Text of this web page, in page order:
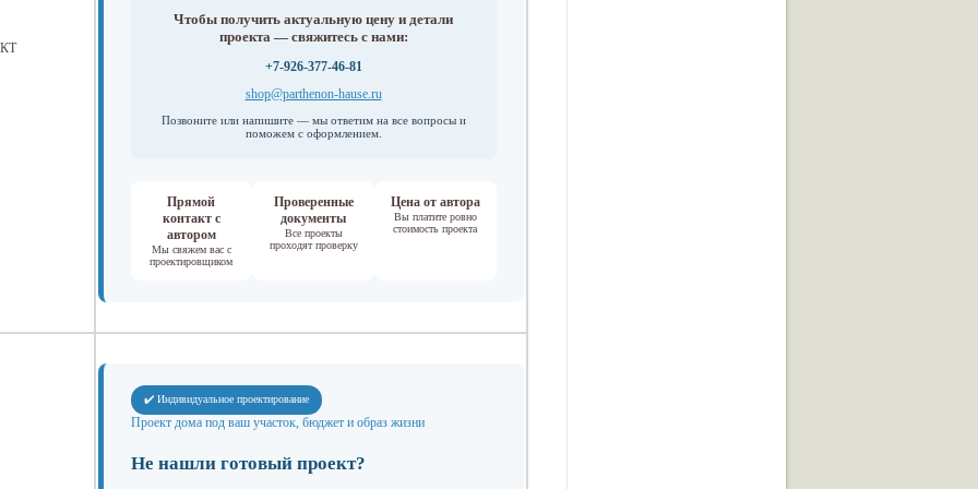
Чтобы получить актуальную цену и детали
проекта — свяжитесь с нами:
+7-926-377-46-81
shop@parthenon-hause.ru
Позвоните или напишите — мы ответим на все вопросы и
поможем с оформлением.
Прямой
контакт с
автором
Мы свяжем вас с
проектировщиком
Проверенные
документы
Все проекты
проходят проверку
Цена от автора
Вы платите ровно
стоимость проекта
✔️ Индивидуальное проектирование
Проект дома под ваш участок, бюджет и образ жизни
Не нашли готовый проект?